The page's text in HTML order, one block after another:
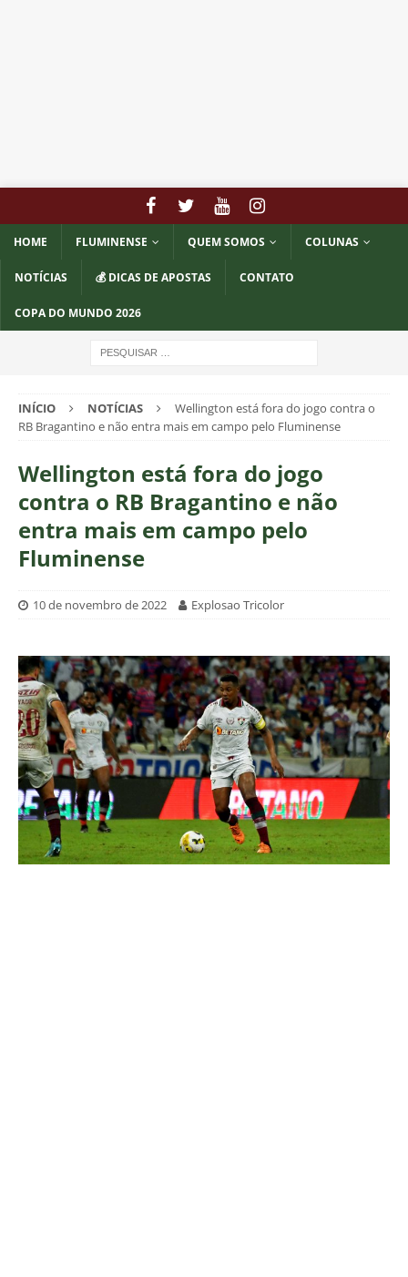
HOME FLUMINENSE QUEM SOMOS COLUNAS
NOTÍCIAS 💰 DICAS DE APOSTAS CONTATO
COPA DO MUNDO 2026
INÍCIO NOTÍCIAS
Wellington está fora do jogo contra o
RB Bragantino e não entra mais em campo pelo Fluminense
Wellington está fora do jogo
contra o RB Bragantino e não
entra mais em campo pelo
Fluminense
10 de novembro de 2022 Explosao Tricolor